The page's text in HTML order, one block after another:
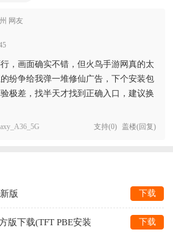
网友
，画面确实不错，但火鸟手游网真的太
纷争给我弹一堆修仙广告，下个安装包
极差，找半天才找到正确入口，建议换
支持(0) 盖楼(回复)
版 下载
版下载(TFT PBE安装
下载